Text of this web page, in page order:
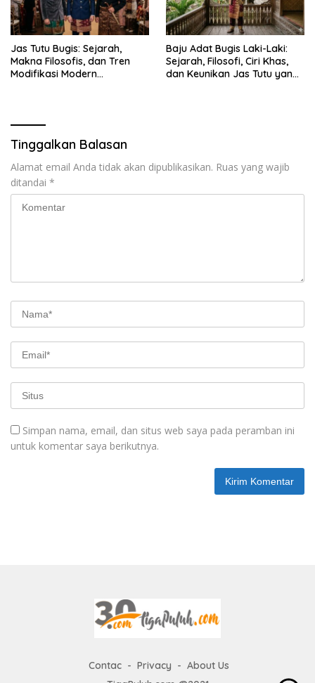
Jas Tutu Bugis: Sejarah,
Makna Filosofis, dan Tren
Modifikasi Modern
Baju Adat Bugis Laki-Laki:
Sejarah, Filosofi, Ciri Khas,
dan Keunikan Jas Tutu yang
Tinggalkan Balasan
Alamat email Anda tidak akan dipublikasikan. Ruas yang wajib
ditandai *
Simpan nama, email, dan situs web saya pada peramban ini
untuk komentar saya berikutnya.
Contac Privacy
About Us